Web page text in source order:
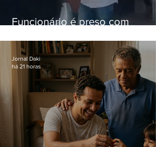
Funcionário é preso com
Hospital do Andaraí
Jornal Daki
há 21 horas